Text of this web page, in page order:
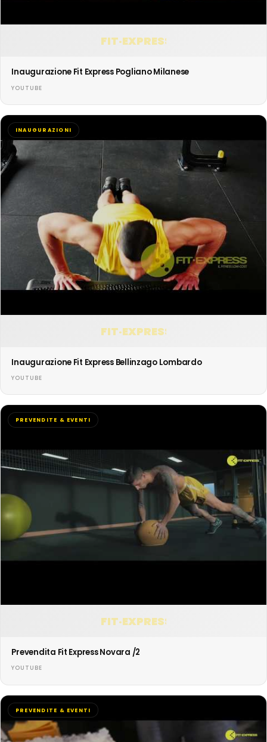
FIT·EXPRESS
Inaugurazione Fit Express Pogliano Milanese
YOUTUBE
FIT·EXPRESS
INAUGURAZIONI
Inaugurazione Fit Express Bellinzago Lombardo
YOUTUBE
FIT·EXPRESS
PREVENDITE & EVENTI
Prevendita Fit Express Novara /2
YOUTUBE
PREVENDITE & EVENTI